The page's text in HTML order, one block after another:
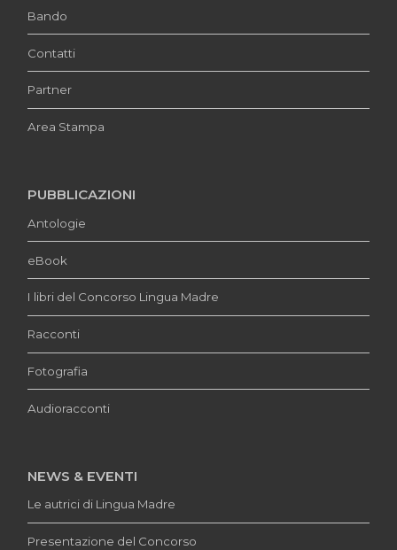
Bando
Contatti
Partner
Area Stampa
PUBBLICAZIONI
Antologie
eBook
I libri del Concorso Lingua Madre
Racconti
Fotografia
Audioracconti
NEWS & EVENTI
Le autrici di Lingua Madre
Presentazione del Concorso